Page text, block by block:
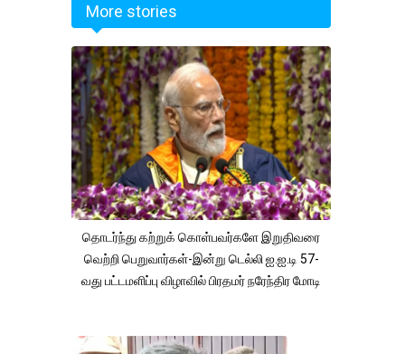
More stories
தொடர்ந்து கற்றுக் கொள்பவர்களே இறுதிவரை
வெற்றி பெறுவார்கள்-இன்று டெல்லி ஐ.ஐ.டி 57-
வது பட்டமளிப்பு விழாவில் பிரதமர் நரேந்திர மோடி